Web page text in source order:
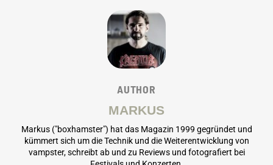
AUTHOR
MARKUS
Markus ("boxhamster") hat das Magazin 1999 gegründet und
kümmert sich um die Technik und die Weiterentwicklung von
vampster, schreibt ab und zu Reviews und fotografiert bei